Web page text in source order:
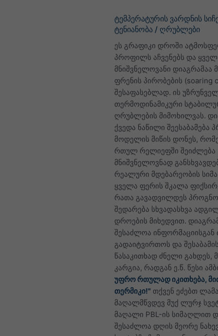
ტემპერატურის ვარდნის
ტენიანობა / ღრუბლები
ეს გრაფიკი დროში
პროფილს აჩვენებს და
მნიშვნელოვანი დიაგრამაა
ფრენის პირობების (soaring
შესაფასებლად. ის
თერმოდინამიკური
ღრუბლების მიმოხილვას.
ქვედა ნაწილი შეესაბამება
მოდელის მიწის დონეს,
რთულ რელიეფში შეიძლება
მნიშვნელოვნად
რეალური მდებარეობის
ყველა ფერის შკალა
რათა გავადვილდეს
შედარება სხვადასხვა
დროების მიხედვით.
შესაძლოა ინფორმაციისგან
გადაიტვირთოს და
წასაკითხად ძნელი გახდეს,
კარგია, რადგან ე.წ. წესი
უფრო რთულად იკითხება,
თერმიკი!" თქვენ ეძებთ
მაღალმწვდევ მუქ ლურჯ
მაღალი PBL-ის სიმაღლით
შესაძლოა დღის მეორე